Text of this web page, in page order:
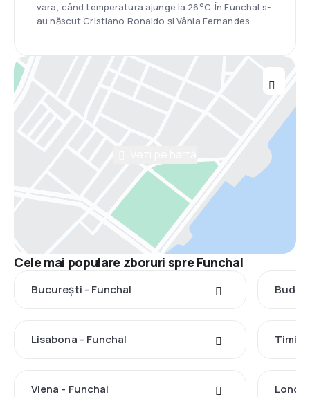
vara, când temperatura ajunge la 26°C. În Funchal s-
au născut Cristiano Ronaldo și Vânia Fernandes.
Cele mai populare zboruri spre Funchal
București - Funchal
Lisabona - Funchal
Viena - Funchal